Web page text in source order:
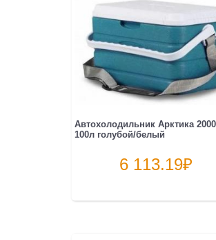
Автохолодильник Арктика
100л голубой/белый
6 113.19₽